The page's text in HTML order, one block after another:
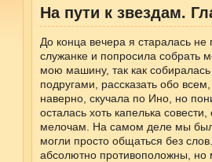
На пути к звездам.
До конца вечера я старалась
служанке и попросила собрать
мою машину, так как
подругами, рассказать обо
наверно, скучала по Ино, но
осталась хоть капелька
мелочам. На самом деле мы
могли просто общаться без
абсолютно противоположны, но